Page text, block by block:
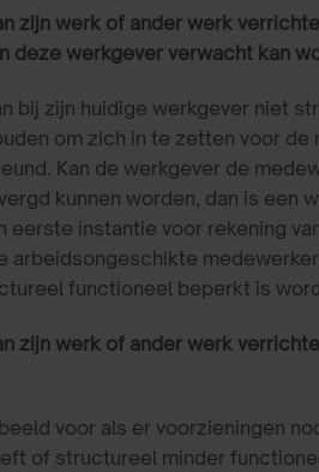
zijn werk of ander werk
deze werkgever verwacht kan
bij zijn huidige werkgever niet
om zich in te zetten voor
Kan de werkgever de
kunnen worden, dan is een
eerste instantie voor rekening
arbeidsongeschikte
functioneel beperkt is
zijn werk of ander werk
voor als er voorzieningen
of structureel minder